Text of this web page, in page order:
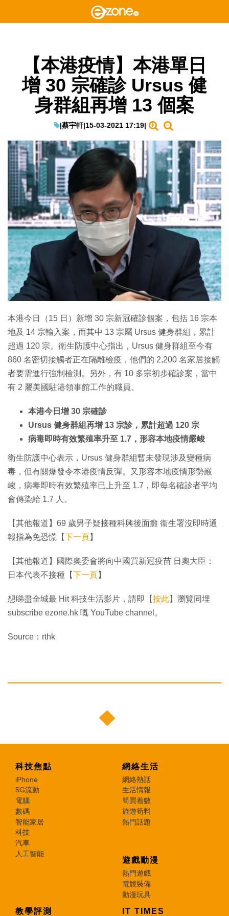
【本港疫情】本港單日
增 30 宗確診 Ursus 健
身群組再增 13 個案
|蔡宇軒|15-03-2021 17:19|
本港今日（15 日）新增 30 宗新冠確診個案，包括 16 宗本
地及 14 宗輸入案，而其中 13 宗屬 Ursus 健身群組，累計
超過 120 宗。衛生防護中心指出，Ursus 健身群組至今有
860 名密切接觸者正在隔離檢疫，他們的 2,200 名家居接觸
者要需進行強制檢測。另外，有 10 多宗初步確診案，當中
有 2 屬美國駐港領事館工作的職員。
本港今日增 30 宗確診
Ursus 健身群組再增 13 宗診，累計超過 120 宗
病毒即時有效繁殖率升至 1.7，形容本地疫情嚴峻
衛生防護中心表示，Ursus 健身群組暫未發現涉及變種病
毒，但有關爆發令本港疫情反彈。又形容本地疫情形勢嚴
峻，病毒即時有效繁殖率已上升至 1.7，即每名確診者平均
會傳染給 1.7 人。
【其他報道】69 歲男子疑接種科興後面癱 衞生署沒即時通
報指為免恐慌【下一頁】
【其他報道】國際奧委會將向中國買新冠疫苗 日奧大臣：
日本代表不接種【下一頁】
想睇盡全城最 Hit 科技生活影片，請即【按此】瀏覽同埋
subscribe ezone.hk 嘅 YouTube channel。
Source：rthk
科技焦點
iPhone
5G流動
電腦
數碼
智能家居
科技
汽車
人工智能
網絡生活
網絡熱話
生活情報
筍買着數
旅遊筍料
熱門話題
遊戲動漫
熱門遊戲
電競裝備
動漫玩具
教學評測 IT TIMES